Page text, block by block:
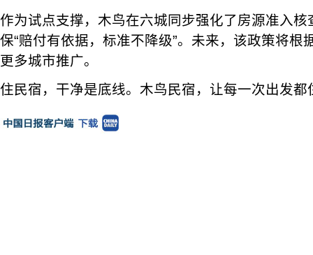
作为试点支撑，木鸟在六城同步强化了房源准入
保“赔付有依据，标准不降级”。未来，该政策将根
更多城市推广。
住民宿，干净是底线。木鸟民宿，让每一次出发都